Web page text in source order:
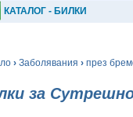
КАТАЛОГ - БИЛКИ
› Заболявания › през
за